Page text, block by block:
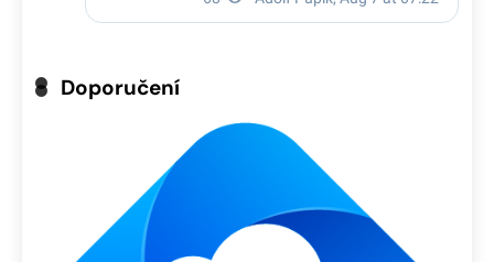
Doporučení